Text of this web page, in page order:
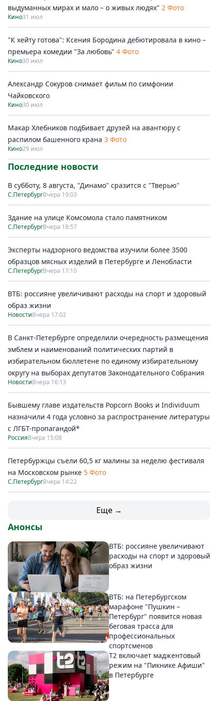
выдуманных мирах и мало – о живых людях" 2 Фото
Кино31 июл
"К хейту готова": Ксения Бородина дебютировала в кино –
премьера комедии "За любовь" 4 Фото
Кино30 июл
Александр Сокуров снимает фильм по симфонии
Чайковского
Кино30 июл
Макар Хлебников подбивает друзей на авантюру с
распилом башенного крана 3 Фото
Кино29 июл
Последние новости
В субботу, 8 августа, "Динамо" сразится с "Тверью"
С.ПетербургВчера 19:03
Здание на улице Комсомола стало памятником
С.ПетербургВчера 18:57
Эксперты надзорного ведомства изучили более 3500
образцов мясных изделий в Петербурге и Ленобласти
С.ПетербургВчера 17:10
ВТБ: россияне увеличивают расходы на спорт и здоровый
образ жизни
НовостиВчера 17:02
В Санкт-Петербурге определили очередность размещения
эмблем и наименований политических партий в
избирательном бюллетене по единому избирательному
округу на выборах депутатов Законодательного Собрания
НовостиВчера 16:13
Бывшему главе издательств Popcorn Books и Individuum
назначили 4 года условно за распространение литературы
с ЛГБТ-пропагандой*
РоссияВчера 15:08
Петербуржцы съели 60,5 кг малины за неделю фестиваля
на Московском рынке 5 Фото
С.ПетербургВчера 14:22
Еще →
Анонсы
ВТБ: россияне увеличивают
расходы на спорт и здоровый
образ жизни
ВТБ: на Петербургском
марафоне "Пушкин –
Петербург" появится новая
беговая трасса для
профессиональных
спортсменов
Т2 включает маджентовый
режим на "Пикнике Афиши"
в Петербурге